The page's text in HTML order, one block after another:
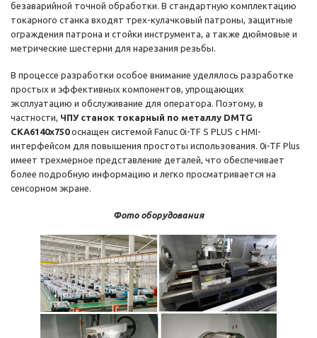
безаварийной точной обработки. В стандартную комплектацию
токарного станка входят трех-кулачковый патроны, защитные
ограждения патрона и стойки инструмента, а также дюймовые и
метрические шестерни для нарезания резьбы.
В процессе разработки особое внимание уделялось разработке
простых и эффективных компонентов, упрощающих
эксплуатацию и обслуживание для оператора. Поэтому, в
частности, ЧПУ станок токарный по металлу DMTG
CKA6140х750оснащен системой Fanuc 0i-TF S PLUS с HMI-
интерфейсом для повышения простоты использования. 0i-TF Plus
имеет трехмерное представление деталей, что обеспечивает
более подробную информацию и легко просматривается на
сенсорном экране.
Фото оборудования